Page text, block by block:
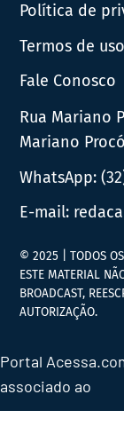
Política de
Termos de uso
Fale Conosco
Rua Mariano
Mariano
WhatsApp:
E-mail:
© 2025 | TODOS OS
ESTE MATERIAL
BROADCAST,
AUTORIZAÇÃO.
Portal
associado ao